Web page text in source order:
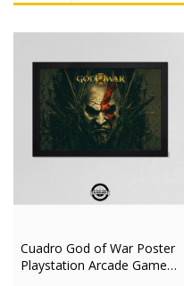
Cuadro God of War Poster
Playstation Arcade Gamer